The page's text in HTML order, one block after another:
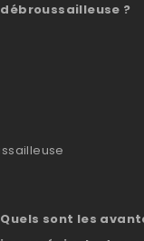
débroussailleuse ?
Quels sont les